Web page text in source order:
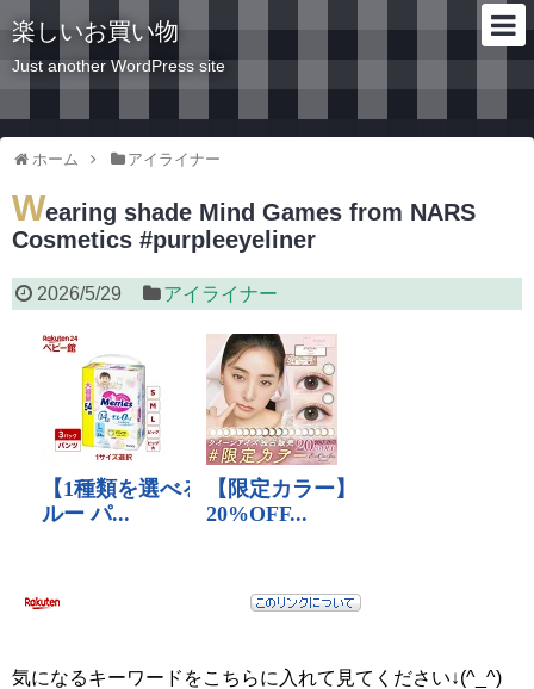
楽しいお買い物
Just another WordPress site
ホーム アイライナー
Wearing shade Mind Games from NARS
Cosmetics #purpleeyeliner
2026/5/29 アイライナー
気になるキーワードをこちらに入れて見てください↓(^_^)